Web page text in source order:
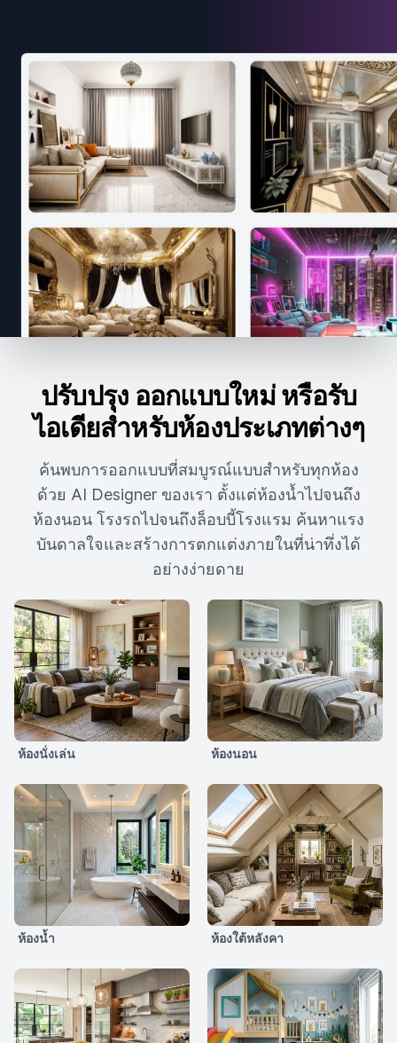
ปรับปรุง ออกแบบใหม่ หรือรับ
ไอเดียสำหรับห้องประเภทต่างๆ
ค้นพบการออกแบบที่สมบูรณ์แบบสำหรับทุกห้อง
ด้วย AI Designer ของเรา ตั้งแต่ห้องน้ำไปจนถึง
ห้องนอน โรงรถไปจนถึงล็อบบี้โรงแรม ค้นหาแรง
บันดาลใจและสร้างการตกแต่งภายในที่น่าทึ่งได้
อย่างง่ายดาย
ห้องนั่งเล่น ห้องนอน
ห้องน้ำ ห้องใต้หลังคา